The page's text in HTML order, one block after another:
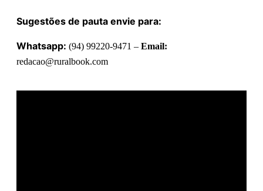
Sugestões de pauta envie para:
Whatsapp: (94) 99220-9471 – Email:
redacao@ruralbook.com